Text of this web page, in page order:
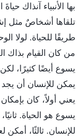
بها الأنبياء آنذاك
تلقاها أشخاصٌ مثل
طريقًا للحياة. لولا
من كان القيام بذاك
يسوع أيضًا كثيرًا،
يمكن للإنسان أن يجد
يعني أولاً، كان
يسوع هو الحياة.
للإنسان. ثالثًا،